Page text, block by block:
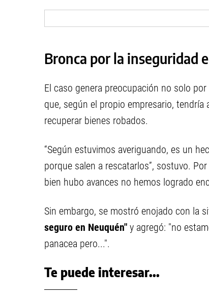
Bronca por la inseguridad
El caso genera preocupación no solo
que, según el propio empresario,
recuperar bienes robados.
“Según estuvimos averiguando, es un
porque salen a rescatarlos”, sostuvo.
bien hubo avances no hemos logrado
Sin embargo, se mostró enojado con la
seguro en Neuquén" y agregó: "no
panacea pero...".
Te puede interesar...